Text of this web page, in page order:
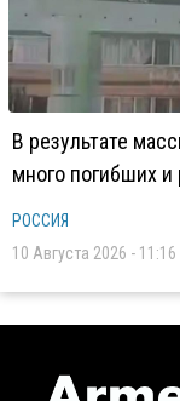
В результате
много погибших
РОССИЯ
10 Августа 2026 - 11:16